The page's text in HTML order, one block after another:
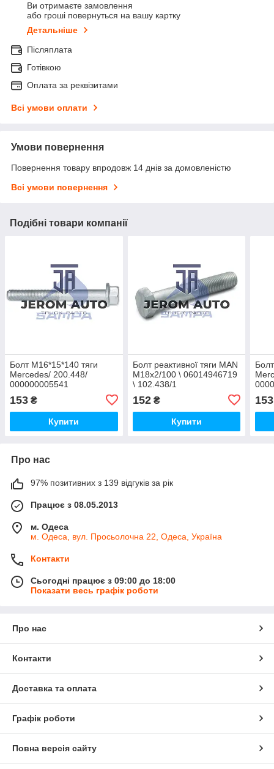
Ви отримаєте замовлення
або гроші повернуться на вашу картку
Детальніше
Післяплата
Готівкою
Оплата за реквізитами
Всі умови оплати
Умови повернення
Повернення товару впродовж 14 днів за домовленістю
Всі умови повернення
Подібні товари компанії
Болт М16*15*140 тяги
Mercedes/ 200.448/
000000005541
153 ₴
Купити
Болт реактивної тяги MAN
M18x2/100 \ 06014946719
\ 102.438/1
152₴
Купити
153
Про нас
97% позитивних з 139 відгуків за рік
Працює з 08.05.2013
м. Одеса
м. Одеса, вул. Просьолочна 22, Одеса, Україна
Контакти
Сьогодні працює з 09:00 до 18:00
Показати весь графік роботи
Про нас
Контакти
Доставка та оплата
Графік роботи
Повна версія сайту